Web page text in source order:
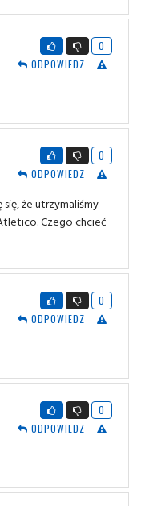
0
ODPOWIEDZ
0
ODPOWIEDZ
że utrzymaliśmy
Czego chcieć
0
ODPOWIEDZ
0
ODPOWIEDZ